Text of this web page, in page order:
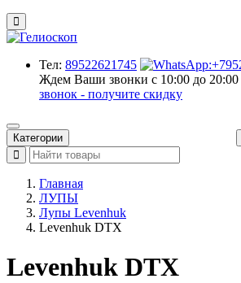
Тел: 89522621745
Ждем Ваши звонки с 10:00 до 20:00
звонок - получите скидку
Категории
Главная
ЛУПЫ
Лупы Levenhuk
Levenhuk DTX
Levenhuk DTX